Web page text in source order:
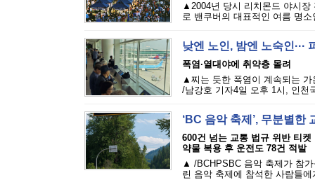
▲2004년 당시 리치몬드 야시장
로 밴쿠버의 대표적인 여름 명
낮엔 노인, 밤엔 노숙인
폭염·열대야에 취약층 몰려
▲찌는 듯한 폭염이 계속되는 가
/남강호 기자4일 오후 1시, 인천
‘BC 음악 축제’, 무분별
600건 넘는 교통 법규 위반 티켓
약물 복용 후 운전도 78건 적발
▲ /BCHPSBC 음악 축제가 참
린 음악 축제에 참석한 사람들